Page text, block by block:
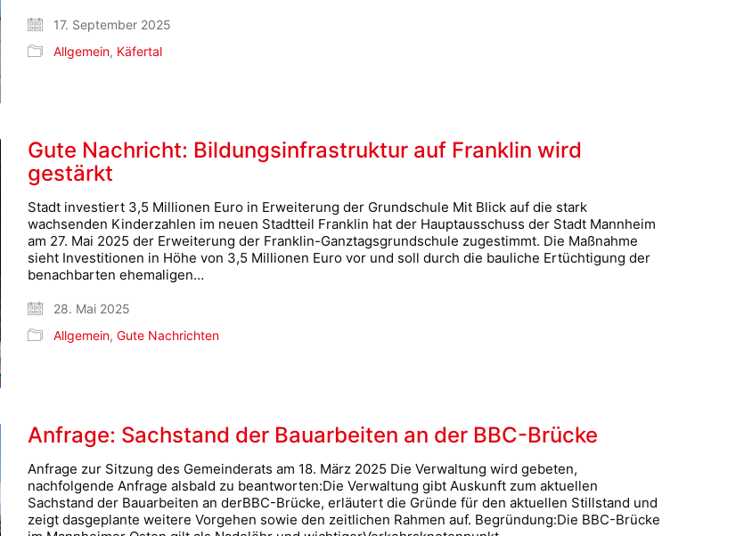
17. September 2025
Allgemein, Käfertal
Gute Nachricht: Bildungsinfrastruktur auf Franklin wird
gestärkt
Stadt investiert 3,5 Millionen Euro in Erweiterung der Grundschule Mit Blick auf die stark
wachsenden Kinderzahlen im neuen Stadtteil Franklin hat der Hauptausschuss der Stadt Mannheim
am 27. Mai 2025 der Erweiterung der Franklin-Ganztagsgrundschule zugestimmt. Die Maßnahme
sieht Investitionen in Höhe von 3,5 Millionen Euro vor und soll durch die bauliche Ertüchtigung der
benachbarten ehemaligen…
28. Mai 2025
Allgemein, Gute Nachrichten
Anfrage: Sachstand der Bauarbeiten an der BBC-Brücke
Anfrage zur Sitzung des Gemeinderats am 18. März 2025 Die Verwaltung wird gebeten,
nachfolgende Anfrage alsbald zu beantworten:Die Verwaltung gibt Auskunft zum aktuellen
Sachstand der Bauarbeiten an derBBC-Brücke, erläutert die Gründe für den aktuellen Stillstand und
zeigt dasgeplante weitere Vorgehen sowie den zeitlichen Rahmen auf. Begründung:Die BBC-Brücke